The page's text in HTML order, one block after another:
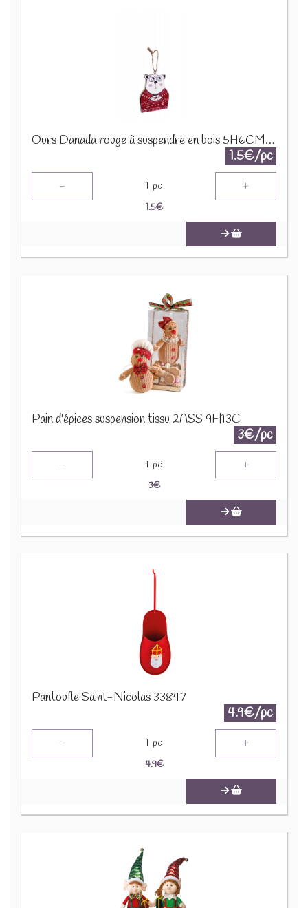
Ours Danada rouge à suspendre en bois 5H6CM 12160
1.5€/pc
- 1 pc +
1.5€
Pain d'épices suspension tissu 2ASS 9F|13C
3€/pc
- 1 pc +
3€
Pantoufle Saint-Nicolas 33847
4.9€/pc
- 1 pc +
4.9€